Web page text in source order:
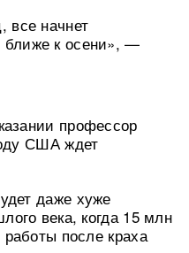
все начнет
ближе к осени», —
профессор
США ждет
даже хуже
века, когда 15 млн
после краха